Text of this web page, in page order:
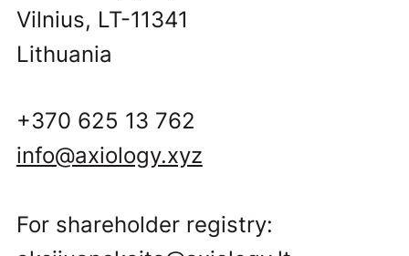
Vilnius, LT-11341
Lithuania
+370 625 13 762
info@axiology.xyz
For shareholder registry: